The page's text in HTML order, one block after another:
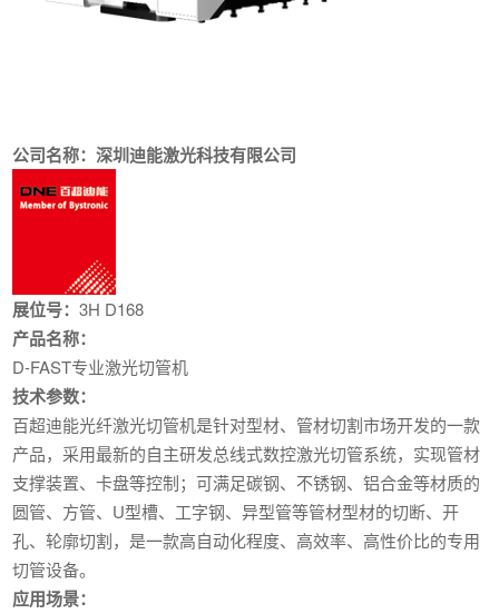
公司名称：深圳迪能激光科技有限公司
展位号：3H D168
产品名称：
D-FAST专业激光切管机
技术参数：
百超迪能光纤激光切管机是针对型材、管材切割市场开发的一款
产品，采用最新的自主研发总线式数控激光切管系统，实现管材
支撑装置、卡盘等控制；可满足碳钢、不锈钢、铝合金等材质的
圆管、方管、U型槽、工字钢、异型管等管材型材的切断、开
孔、轮廓切割，是一款高自动化程度、高效率、高性价比的专用
切管设备。
应用场景：